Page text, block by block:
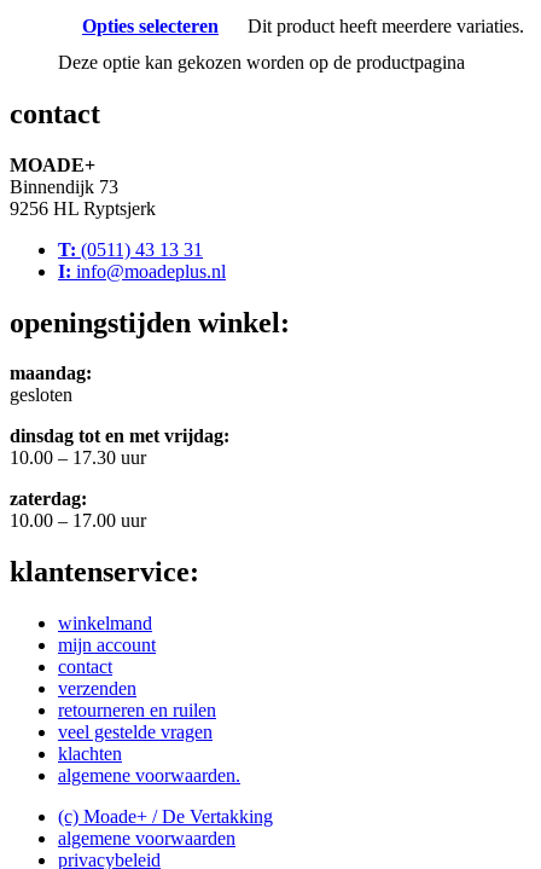
Opties selecteren
Dit product heeft meerdere variaties.
Deze optie kan gekozen worden op de productpagina
contact
MOADE+
Binnendijk 73
9256 HL Ryptsjerk
T: (0511) 43 13 31
I: info@moadeplus.nl
openingstijden winkel:
maandag:
gesloten
dinsdag tot en met vrijdag:
10.00 – 17.30 uur
zaterdag:
10.00 – 17.00 uur
klantenservice:
winkelmand
mijn account
contact
verzenden
retourneren en ruilen
veel gestelde vragen
klachten
algemene voorwaarden.
(c) Moade+ / De Vertakking
algemene voorwaarden
privacybeleid